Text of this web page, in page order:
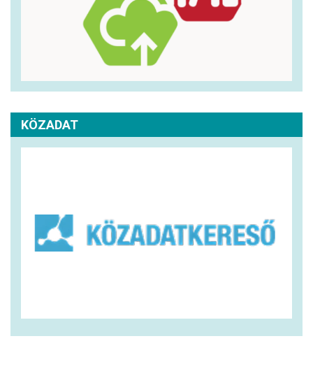
KÖZADAT